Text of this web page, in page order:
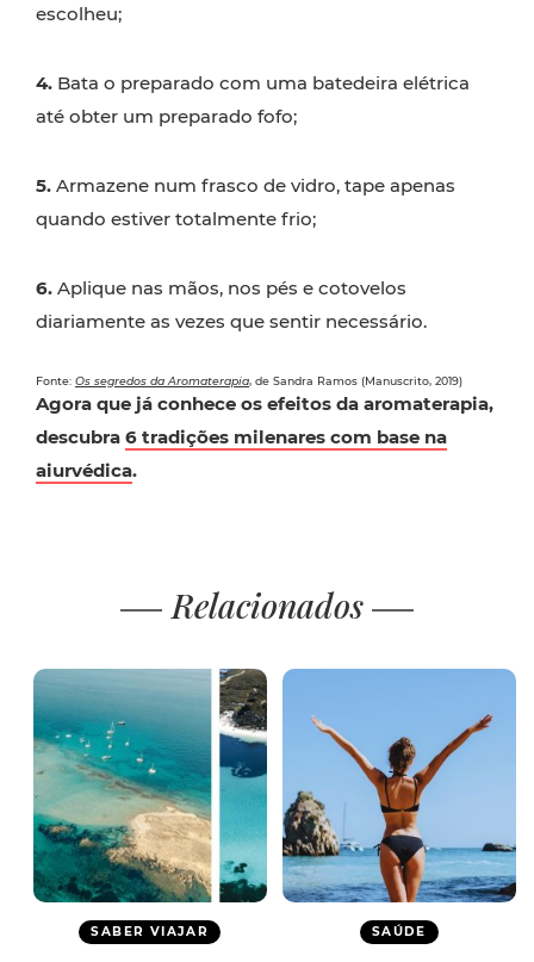
escolheu;
4. Bata o preparado com uma batedeira elétrica
até obter um preparado fofo;
5. Armazene num frasco de vidro, tape apenas
quando estiver totalmente frio;
6. Aplique nas mãos, nos pés e cotovelos
diariamente as vezes que sentir necessário.
Fonte: Os segredos da Aromaterapia, de Sandra Ramos (Manuscrito, 2019)
Agora que já conhece os efeitos da aromaterapia,
descubra 6 tradições milenares com base na
aiurvédica.
Relacionados
SABER VIAJAR SAÚDE